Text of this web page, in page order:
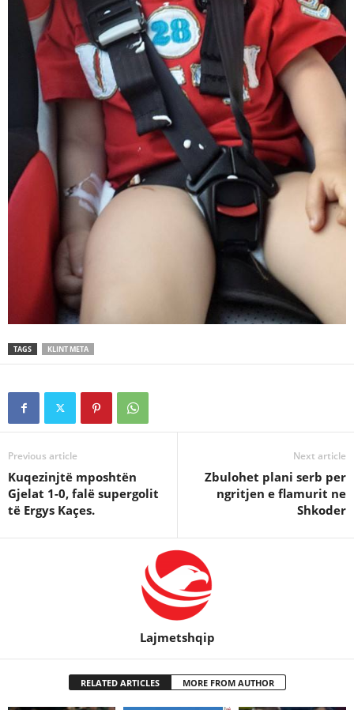
TAGS KLINT META
Previous article
Kuqezinjtë mposhtën
Gjelat 1-0, falë supergolit
të Ergys Kaçes.
Next article
Zbulohet plani serb per
ngritjen e flamurit ne
Shkoder
Lajmetshqip
RELATED ARTICLES MORE FROM AUTHOR